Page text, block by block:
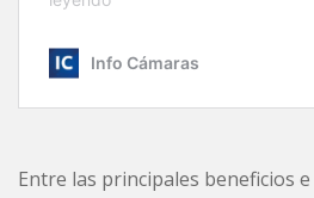
Entre las principales beneficios